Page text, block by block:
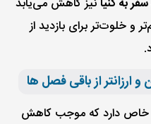
به کنیانیز کاهش می‌یابد
و خلوت‌تر برای بازدید از
خاص دارد که موجب کاهش